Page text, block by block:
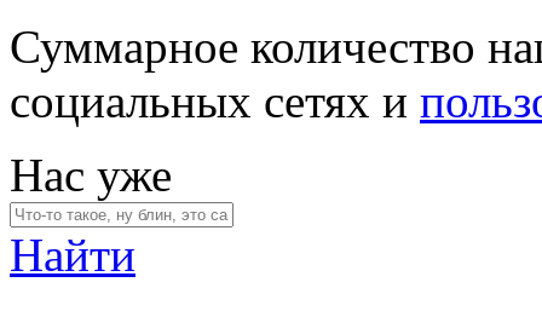
Суммарное количество
социальных сетях и
Нас уже
Найти